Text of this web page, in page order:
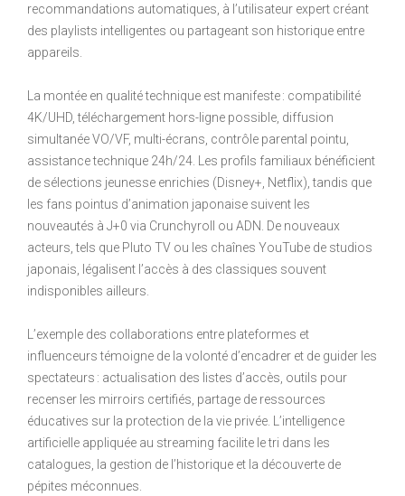
recommandations automatiques, à l’utilisateur expert créant
des playlists intelligentes ou partageant son historique entre
appareils.
La montée en qualité technique est manifeste : compatibilité
4K/UHD, téléchargement hors-ligne possible, diffusion
simultanée VO/VF, multi-écrans, contrôle parental pointu,
assistance technique 24h/24. Les profils familiaux bénéficient
de sélections jeunesse enrichies (Disney+, Netflix), tandis que
les fans pointus d’animation japonaise suivent les
nouveautés à J+0 via Crunchyroll ou ADN. De nouveaux
acteurs, tels que Pluto TV ou les chaînes YouTube de studios
japonais, légalisent l’accès à des classiques souvent
indisponibles ailleurs.
L’exemple des collaborations entre plateformes et
influenceurs témoigne de la volonté d’encadrer et de guider les
spectateurs : actualisation des listes d’accès, outils pour
recenser les mirroirs certifiés, partage de ressources
éducatives sur la protection de la vie privée. L’intelligence
artificielle appliquée au streaming facilite le tri dans les
catalogues, la gestion de l’historique et la découverte de
pépites méconnues.